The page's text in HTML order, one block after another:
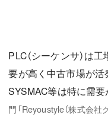
PLC（シーケンサ）は
要が高く中古市場が活
SYSMAC等は特に需要
門「Reyoustyle（株式会社